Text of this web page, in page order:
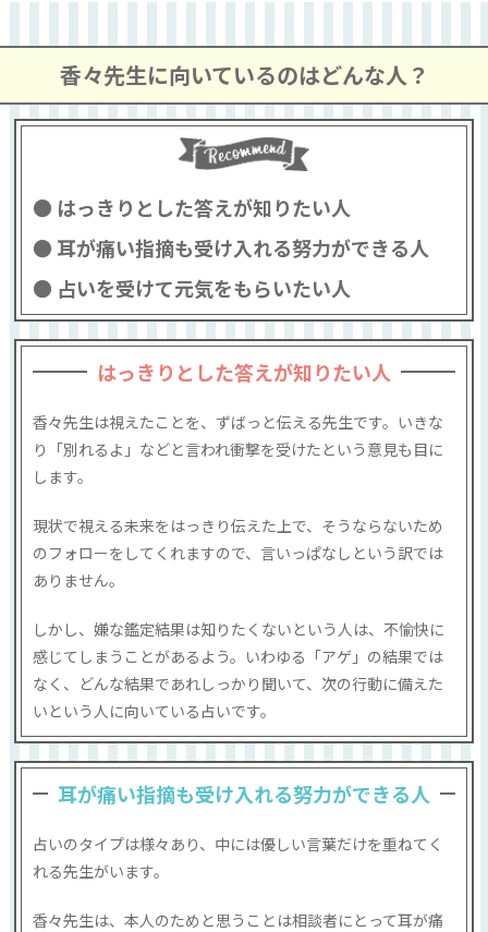
香々先生に向いているのはどんな人？
はっきりとした答えが知りたい人
耳が痛い指摘も受け入れる努力ができる人
占いを受けて元気をもらいたい人
はっきりとした答えが知りたい人
香々先生は視えたことを、ずばっと伝える先生です。いきな
り「別れるよ」などと言われ衝撃を受けたという意見も目に
します。
現状で視える未来をはっきり伝えた上で、そうならないため
のフォローをしてくれますので、言いっぱなしという訳では
ありません。
しかし、嫌な鑑定結果は知りたくないという人は、不愉快に
感じてしまうことがあるよう。いわゆる「アゲ」の結果では
なく、どんな結果であれしっかり聞いて、次の行動に備えた
いという人に向いている占いです。
耳が痛い指摘も受け入れる努力ができる人
占いのタイプは様々あり、中には優しい言葉だけを重ねてく
れる先生がいます。
香々先生は、本人のためと思うことは相談者にとって耳が痛